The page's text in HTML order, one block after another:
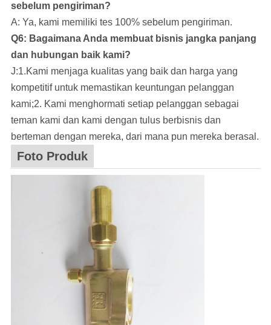
sebelum pengiriman?
A: Ya, kami memiliki tes 100% sebelum pengiriman.
Q6: Bagaimana Anda membuat bisnis jangka panjang
dan hubungan baik kami?
J:1.Kami menjaga kualitas yang baik dan harga yang
kompetitif untuk memastikan keuntungan pelanggan
kami;2. Kami menghormati setiap pelanggan sebagai
teman kami dan kami dengan tulus berbisnis dan
berteman dengan mereka, dari mana pun mereka berasal.
Foto Produk